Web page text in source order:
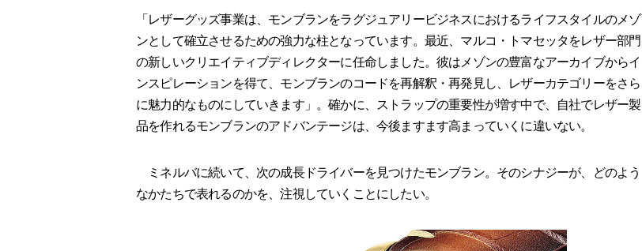
「レザーグッズ事業は、モンブランをラグジュアリービジネスにおけるライフスタイルのメゾ
ンとして確立させるための強力な柱となっています。最近、マルコ・トマセッタをレザー部門
の新しいクリエイティブディレクターに任命しました。彼はメゾンの豊富なアーカイブからイ
ンスピレーションを得て、モンブランのコードを再解釈・再発見し、レザーカテゴリーをさら
に魅力的なものにしていきます」。確かに、ストラップの重要性が増す中で、自社でレザー製
品を作れるモンブランのアドバンテージは、今後ますます高まっていくに違いない。
ミネルバに続いて、次の成長ドライバーを見つけたモンブラン。そのシナジーが、どのよう
なかたちで表れるのかを、注視していくことにしたい。